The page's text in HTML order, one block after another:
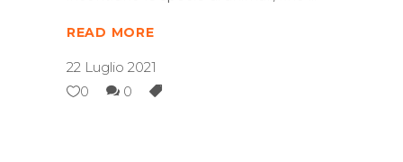
READ MORE
22 Luglio 2021
0
0